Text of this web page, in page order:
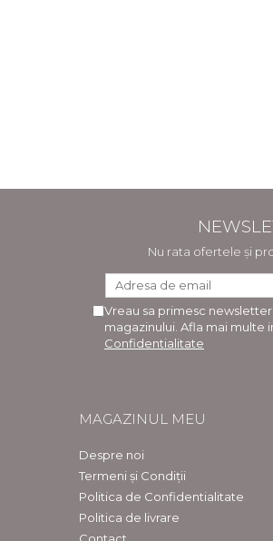
Nu rata ofertele și
Vreau sa primesc
magazinului. Afla mai multe
Confidentialitate
MAGAZINUL MEU
Despre noi
Termeni și Condiții
Politica de Confidentialitate
Politica de livrare
Contact